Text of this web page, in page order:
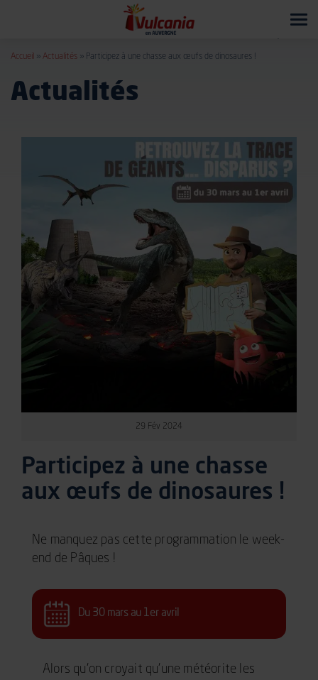
Accueil » Actualités » Participez à une chasse aux œufs de dinosaures !
Actualités
29 Fév 2024
Participez à une chasse
aux œufs de dinosaures !
Ne manquez pas cette programmation le week-
end de Pâques !
Du 30 mars au 1er avril
Alors qu’on croyait qu’une météorite les